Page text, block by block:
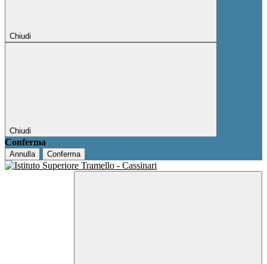
Chiudi
Chiudi
Conferma
Annulla Conferma